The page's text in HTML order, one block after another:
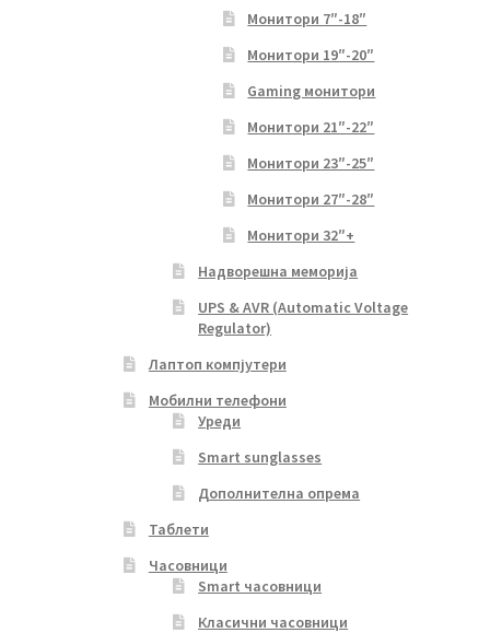
Монитори 7″-18″
Монитори 19″-20″
Gaming монитори
Монитори 21″-22″
Монитори 23″-25″
Монитори 27″-28″
Монитори 32″+
Надворешна меморија
UPS & AVR (Automatic Voltage
Regulator)
Лаптоп компјутери
Мобилни телефони
Уреди
Smart sunglasses
Дополнителна опрема
Таблети
Часовници
Smart часовници
Класични часовници